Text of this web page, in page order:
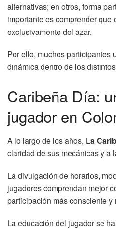
alternativas; en otros, forma
importante es comprender que
exclusivamente del azar.
Por ello, muchos participantes
dinámica dentro de los
Caribeña Día:
jugador en
A lo largo de los años, La
claridad de sus mecánicas y a
La divulgación de horarios,
jugadores comprendan mejor
participación más consciente y
La educación del jugador se